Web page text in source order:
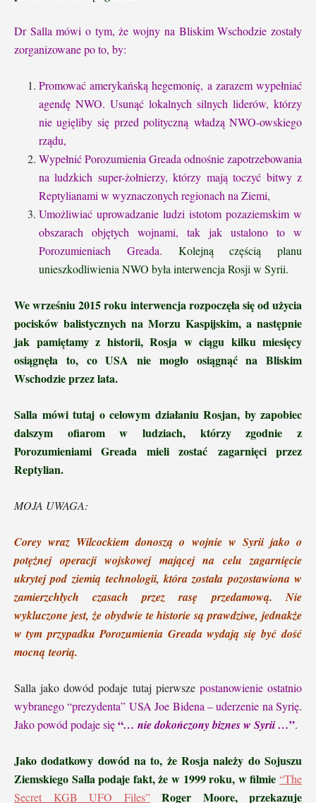
Dr Salla mówi o tym, że wojny na Bliskim Wschodzie zostały
zorganizowane po to, by:
Promować amerykańską hegemonię, a zarazem wypełniać
agendę NWO. Usunąć lokalnych silnych liderów, którzy
nie ugięliby się przed polityczną władzą NWO-owskiego
rządu,
Wypełnić Porozumienia Greada odnośnie zapotrzebowania
na ludzkich super-żołnierzy, którzy mają toczyć bitwy z
Reptylianami w wyznaczonych regionach na Ziemi,
Umożliwiać uprowadzanie ludzi istotom pozaziemskim w
obszarach objętych wojnami, tak jak ustalono to w
Porozumieniach Greada.
Kolejną częścią planu
unieszkodliwienia NWO była interwencja Rosji w Syrii.
We wrześniu 2015 roku interwencja rozpoczęła się od użycia
pocisków balistycznych na Morzu Kaspijskim, a następnie
jak pamiętamy z historii, Rosja w ciągu kilku miesięcy
osiągnęła to, co USA nie mogło osiągnąć na Bliskim
Wschodzie przez lata.
Salla mówi tutaj o celowym działaniu Rosjan, by zapobiec
dalszym ofiarom w ludziach, którzy zgodnie z
Porozumieniami Greada mieli zostać zagarnięci przez
Reptylian.
MOJA UWAGA:
Corey wraz Wilcockiem donoszą o wojnie w Syrii jako o
potężnej operacji wojskowej mającej na celu zagarnięcie
ukrytej pod ziemią technologii, która została pozostawiona w
zamierzchłych czasach przez rasę przedamową. Nie
wykluczone jest, że obydwie te historie są prawdziwe, jednakże
w tym przypadku Porozumienia Greada wydają się być dość
mocną teorią.
Salla jako dowód podaje tutaj pierwsze postanowienie ostatnio
wybranego “prezydenta” USA Joe Bidena – uderzenie na Syrię.
Jako powód podaje się“… nie dokończony biznes w Syrii…”.
Jako dodatkowy dowód na to, że Rosja należy do Sojuszu
Ziemskiego Salla podaje fakt, że w 1999 roku, w filmie “The
Secret KGB UFO Files” Roger Moore, przekazuje